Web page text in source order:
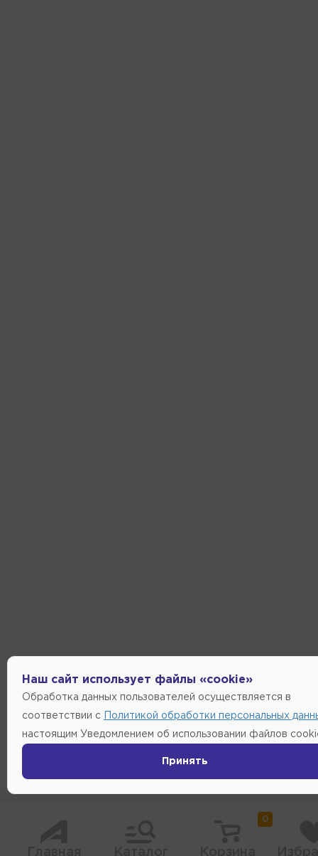
0
Наш сайт использует файлы «cookie»
Обработка данных пользователей осуществляется в
соответствии с Политикой обработки персональных
настоящим Уведомлением об использовании файлов
Принять